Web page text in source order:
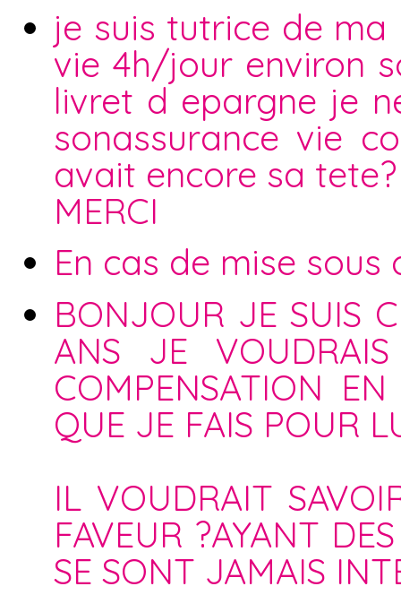
je suis tutrice de ma
vie 4h/jour environ
livret d epargne je
sonassurance vie
avait encore sa tete?
MERCI
En cas de mise
BONJOUR JE SUIS
ANS JE
COMPENSATION
QUE JE FAIS POUR
IL VOUDRAIT
FAVEUR ?AYANT
SE SONT JAMAIS